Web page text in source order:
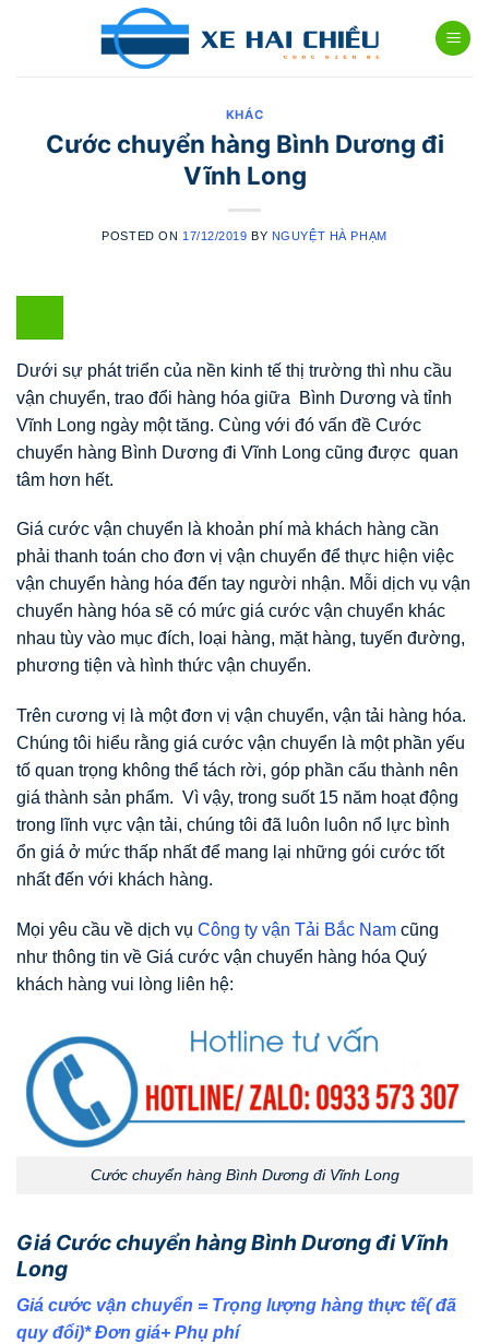
KHÁC
Cước chuyển hàng Bình Dương đi
Vĩnh Long
POSTED ON 17/12/2019 BY NGUYỆT HÀ PHẠM
Dưới sự phát triển của nền kinh tế thị trường thì nhu cầu
vận chuyển, trao đổi hàng hóa giữa Bình Dương và tỉnh
Vĩnh Long ngày một tăng. Cùng với đó vấn đề Cước
chuyển hàng Bình Dương đi Vĩnh Long cũng được quan
tâm hơn hết.
Giá cước vận chuyển là khoản phí mà khách hàng cần
phải thanh toán cho đơn vị vận chuyển để thực hiện việc
vận chuyển hàng hóa đến tay người nhận. Mỗi dịch vụ vận
chuyển hàng hóa sẽ có mức giá cước vận chuyển khác
nhau tùy vào mục đích, loại hàng, mặt hàng, tuyến đường,
phương tiện và hình thức vận chuyển.
Trên cương vị là một đơn vị vận chuyển, vận tải hàng hóa.
Chúng tôi hiểu rằng giá cước vận chuyển là một phần yếu
tố quan trọng không thể tách rời, góp phần cấu thành nên
giá thành sản phẩm. Vì vậy, trong suốt 15 năm hoạt động
trong lĩnh vực vận tải, chúng tôi đã luôn luôn nổ lực bình
ổn giá ở mức thấp nhất để mang lại những gói cước tốt
nhất đến với khách hàng.
Mọi yêu cầu về dịch vụ Công ty vận Tải Bắc Nam cũng
như thông tin về Giá cước vận chuyển hàng hóa Quý
khách hàng vui lòng liên hệ:
Cước chuyển hàng Bình Dương đi Vĩnh Long
Giá Cước chuyển hàng Bình Dương đi Vĩnh
Long
Giá cước vận chuyển = Trọng lượng hàng thực tế( đã
quy đổi)* Đơn giá+ Phụ phí